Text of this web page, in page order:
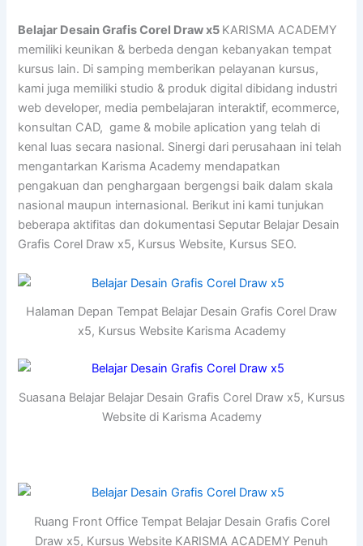
Belajar Desain Grafis Corel Draw x5 KARISMA ACADEMY
memiliki keunikan & berbeda dengan kebanyakan tempat
kursus lain. Di samping memberikan pelayanan kursus,
kami juga memiliki studio & produk digital dibidang industri
web developer, media pembelajaran interaktif, ecommerce,
konsultan CAD, game & mobile aplication yang telah di
kenal luas secara nasional. Sinergi dari perusahaan ini telah
mengantarkan Karisma Academy mendapatkan
pengakuan dan penghargaan bergengsi baik dalam skala
nasional maupun internasional. Berikut ini kami tunjukan
beberapa aktifitas dan dokumentasi Seputar Belajar Desain
Grafis Corel Draw x5, Kursus Website, Kursus SEO.
Halaman Depan Tempat Belajar Desain Grafis Corel Draw
x5, Kursus Website Karisma Academy
Suasana Belajar Belajar Desain Grafis Corel Draw x5, Kursus
Website di Karisma Academy
Ruang Front Office Tempat Belajar Desain Grafis Corel
Draw x5, Kursus Website KARISMA ACADEMY Penuh